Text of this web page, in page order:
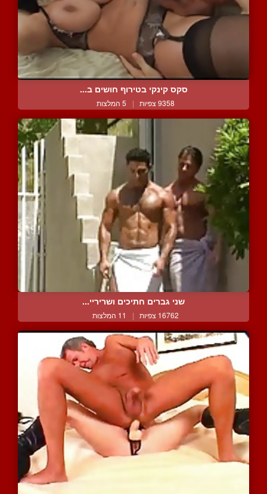
סקס קינקי בטירוף חושים ב...
9358 צפיות | 5 המלצות
שני גברים חתיכים ושריריי...
16762 צפיות | 11 המלצות